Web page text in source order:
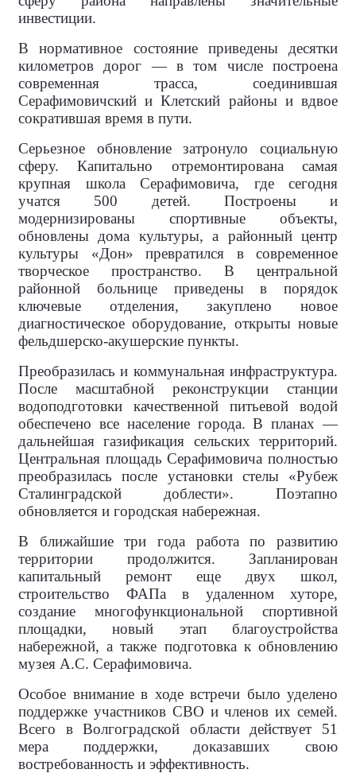
инвестиции.
В нормативное состояние приведены десятки
километров дорог — в том числе построена
современная трасса, соединившая
Серафимовичский и Клетский районы и вдвое
сократившая время в пути.
Серьезное обновление затронуло социальную
сферу. Капитально отремонтирована самая
крупная школа Серафимовича, где сегодня
учатся 500 детей. Построены и
модернизированы спортивные объекты,
обновлены дома культуры, а районный центр
культуры «Дон» превратился в современное
творческое пространство. В центральной
районной больнице приведены в порядок
ключевые отделения, закуплено новое
диагностическое оборудование, открыты новые
фельдшерско-акушерские пункты.
Преобразилась и коммунальная инфраструктура.
После масштабной реконструкции станции
водоподготовки качественной питьевой водой
обеспечено все население города. В планах —
дальнейшая газификация сельских территорий.
Центральная площадь Серафимовича полностью
преобразилась после установки стелы «Рубеж
Сталинградской доблести». Поэтапно
обновляется и городская набережная.
В ближайшие три года работа по развитию
территории продолжится. Запланирован
капитальный ремонт еще двух школ,
строительство ФАПа в удаленном хуторе,
создание многофункциональной спортивной
площадки, новый этап благоустройства
набережной, а также подготовка к обновлению
музея А.С. Серафимовича.
Особое внимание в ходе встречи было уделено
поддержке участников СВО и членов их семей.
Всего в Волгоградской области действует 51
мера поддержки, доказавших свою
востребованность и эффективность.